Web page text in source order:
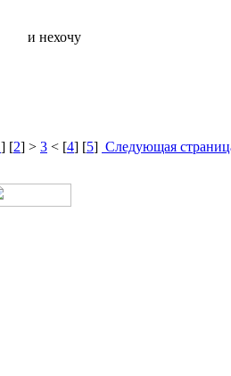
и нехочу
] [2] > 3 < [4] [5] Следующая